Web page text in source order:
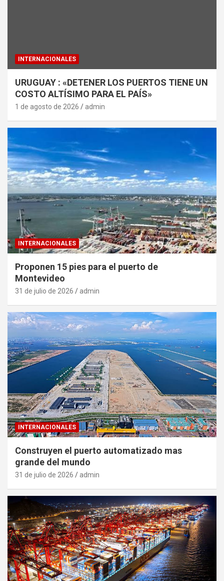
INTERNACIONALES
URUGUAY : «DETENER LOS PUERTOS TIENE UN
COSTO ALTÍSIMO PARA EL PAÍS»
1 de agosto de 2026 admin
INTERNACIONALES
Proponen 15 pies para el puerto de
Montevideo
31 de julio de 2026 admin
INTERNACIONALES
Construyen el puerto automatizado mas
grande del mundo
31 de julio de 2026 admin